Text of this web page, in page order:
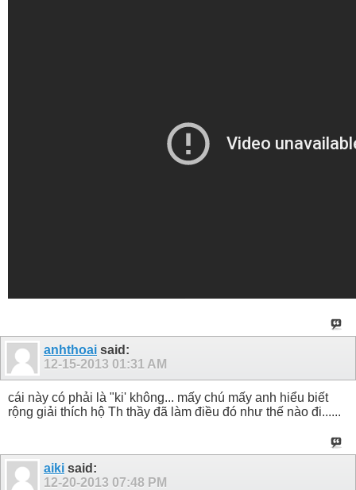
anhthoai said:
12-15-2013 01:31 AM
cái này có phải là "ki' không... mấy chú mấy anh hiểu biết
rộng giải thích hộ Th thầy đã làm điều đó như thế nào đi......
aiki said:
12-20-2013 07:48 PM